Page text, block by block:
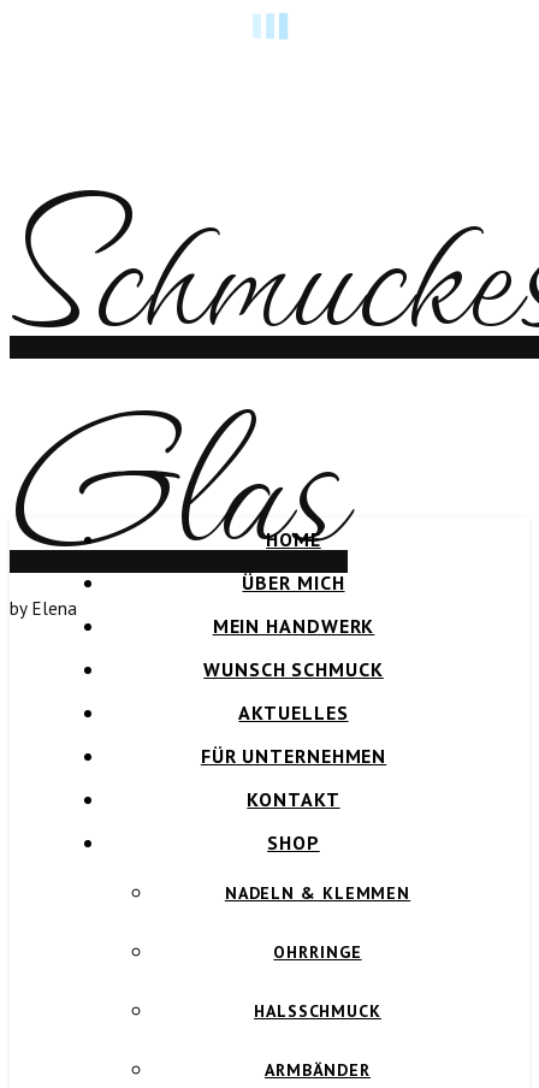
Glas
by Elena
HOME
ÜBER MICH
MEIN HANDWERK
WUNSCH SCHMUCK
AKTUELLES
FÜR UNTERNEHMEN
KONTAKT
SHOP
NADELN & KLEMMEN
OHRRINGE
HALSSCHMUCK
ARMBÄNDER